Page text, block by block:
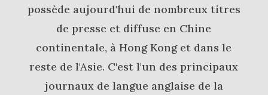
possède aujourd'hui de nombreux titres
de presse et diffuse en Chine
continentale, à Hong Kong et dans le
reste de l'Asie. C'est l'un des principaux
journaux de langue anglaise de la